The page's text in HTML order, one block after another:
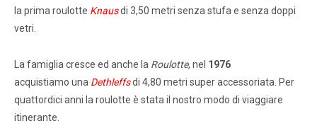
la prima roulotte Knausdi 3,50 metri senza stufa e senza doppi
vetri.
La famiglia cresce ed anche la Roulotte, nel 1976
acquistiamo una Dethleffsdi 4,80 metri super accessoriata. Per
quattordici anni la roulotte è stata il nostro modo di viaggiare
itinerante.